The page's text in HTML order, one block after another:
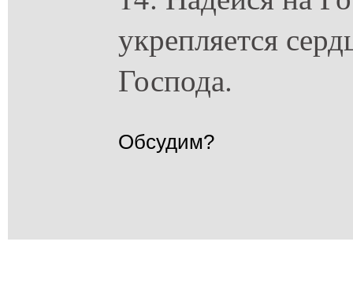
укрепляется
Господа.
Обсудим?